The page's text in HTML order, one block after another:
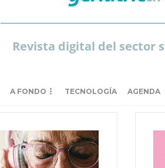
Revista digital del sector
A FONDO TECNOLOGÍA AGENDA